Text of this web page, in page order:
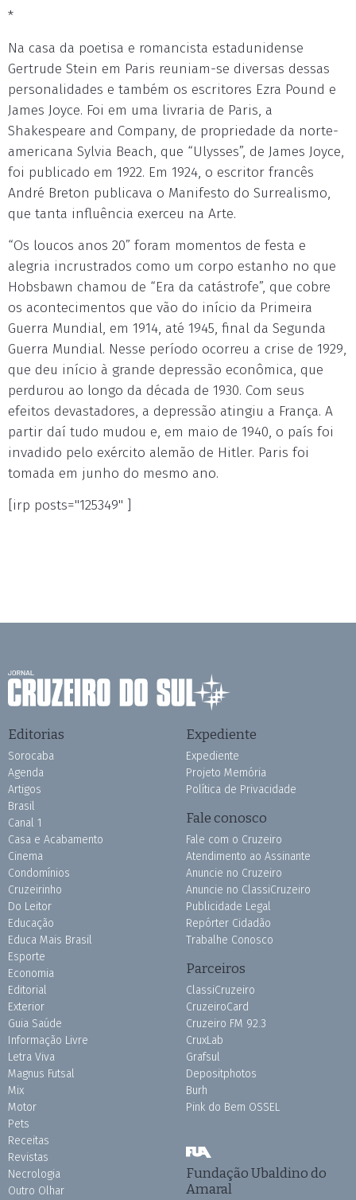
*
Na casa da poetisa e romancista estadunidense
Gertrude Stein em Paris reuniam-se diversas dessas
personalidades e também os escritores Ezra Pound e
James Joyce. Foi em uma livraria de Paris, a
Shakespeare and Company, de propriedade da norte-
americana Sylvia Beach, que “Ulysses”, de James Joyce,
foi publicado em 1922. Em 1924, o escritor francês
André Breton publicava o Manifesto do Surrealismo,
que tanta influência exerceu na Arte.
“Os loucos anos 20” foram momentos de festa e
alegria incrustrados como um corpo estanho no que
Hobsbawn chamou de “Era da catástrofe”, que cobre
os acontecimentos que vão do início da Primeira
Guerra Mundial, em 1914, até 1945, final da Segunda
Guerra Mundial. Nesse período ocorreu a crise de 1929,
que deu início à grande depressão econômica, que
perdurou ao longo da década de 1930. Com seus
efeitos devastadores, a depressão atingiu a França. A
partir daí tudo mudou e, em maio de 1940, o país foi
invadido pelo exército alemão de Hitler. Paris foi
tomada em junho do mesmo ano.
[irp posts="125349" ]
Editorias
Sorocaba
Agenda
Artigos
Brasil
Canal 1
Casa e Acabamento
Cinema
Condomínios
Cruzeirinho
Do Leitor
Educação
Educa Mais Brasil
Esporte
Economia
Editorial
Exterior
Guia Saúde
Informação Livre
Letra Viva
Magnus Futsal
Mix
Motor
Pets
Receitas
Revistas
Necrologia
Outro Olhar
Expediente
Expediente
Projeto Memória
Política de Privacidade
Fale conosco
Fale com o Cruzeiro
Atendimento ao Assinante
Anuncie no Cruzeiro
Anuncie no ClassiCruzeiro
Publicidade Legal
Repórter Cidadão
Trabalhe Conosco
Parceiros
ClassiCruzeiro
CruzeiroCard
Cruzeiro FM 92.3
CruxLab
Grafsul
Depositphotos
Burh
Pink do Bem OSSEL
Fundação Ubaldino do
Amaral